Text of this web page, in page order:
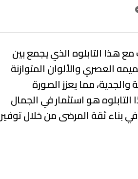
هذا التابلوه الذي يجمع بين
العصري والألوان المتوازنة
مما يعزز الصورة
التابلوه هو استثمار في الجمال
بناء ثقة المرضى من خلال توفير